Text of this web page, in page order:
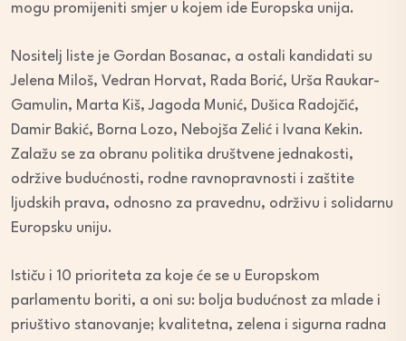
mogu promijeniti smjer u kojem ide Europska unija.
Nositelj liste je Gordan Bosanac, a ostali kandidati su
Jelena Miloš, Vedran Horvat, Rada Borić, Urša Raukar-
Gamulin, Marta Kiš, Jagoda Munić, Dušica Radojčić,
Damir Bakić, Borna Lozo, Nebojša Zelić i Ivana Kekin.
Zalažu se za obranu politika društvene jednakosti,
održive budućnosti, rodne ravnopravnosti i zaštite
ljudskih prava, odnosno za pravednu, održivu i solidarnu
Europsku uniju.
Ističu i 10 prioriteta za koje će se u Europskom
parlamentu boriti, a oni su: bolja budućnost za mlade i
priuštivo stanovanje; kvalitetna, zelena i sigurna radna